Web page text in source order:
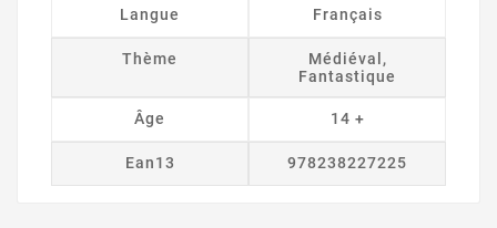
Langue Français
Thème
Médiéval,
Fantastique
Âge 14 +
Ean13 978238227225